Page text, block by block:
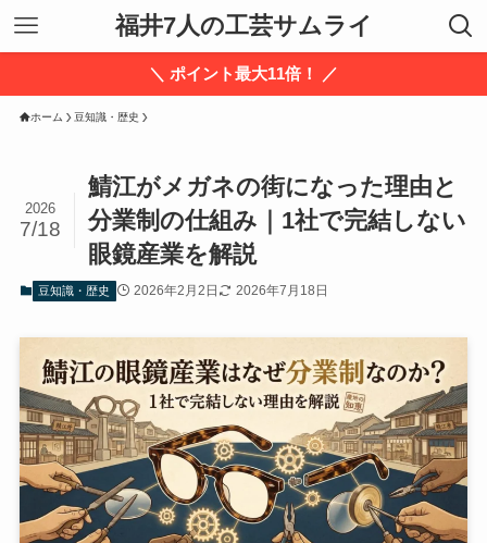
福井7人の工芸サムライ
＼ ポイント最大11倍！ ／
ホーム 豆知識・歴史
鯖江がメガネの街になった理由と
分業制の仕組み｜1社で完結しない
眼鏡産業を解説
2026
7/18
豆知識・歴史 2026年2月2日 2026年7月18日